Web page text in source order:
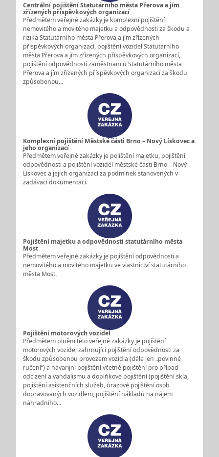
Centrální pojištění Statutárního města Přerova a jím
zřízených příspěvkových organizací
Předmětem veřejné zakázky je komplexní pojištění
nemovitého a movitého majetku a odpovědnosti za škodu a
rizika Statutárního města Přerova a jím zřízených
příspěvkových organizací, pojištění vozidel Statutárního
města Přerova a jím zřízených příspěvkových organizací,
pojištění odpovědnosti zaměstnanců Statutárního města
Přerova a jím zřízených příspěvkových organizací za škodu
způsobenou…
Komplexní pojištění Městské části Brno – Nový Lískovec a
jeho organizací
Předmětem veřejné zakázky je pojištění majetku, pojištění
odpovědnosti a pojištění vozidel městské části Brno – Nový
Lískovec a jejích organizací za podmínek stanovených v
zadávací dokumentaci.
Pojištění majetku a odpovědnosti statutárního města
Most
Předmětem veřejné zakázky je pojištění odpovědnosti a
nemovitého a movitého majetku ve vlastnictví statutárního
města Most.
Pojištění motorových vozidel
Předmětem plnění této veřejné zakázky je pojištění
motorových vozidel zahrnující pojištění odpovědnosti za
škodu způsobenou provozem vozidla (dále jen „povinné
ručení“) a havarijní pojištění včetně pojištění pro případ
odcizení a vandalismu a doplňkové pojištění (pojištění skla,
pojištění asistenčních služeb, úrazové pojištění osob
dopravovaných vozidlem, pojištění nákladů na nájem
náhradního…